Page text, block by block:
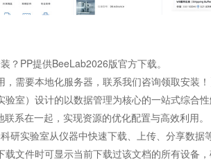
？PP提供BeeLab2026版官方下载。
，需要本地化服务器，联系我们咨询领取安装！
室）设计的以数据管理为核心的一站式综合
系在一起，实现资源的优化配置与高效利用。
研实验室从仪器中快速下载、上传、分享数
文件时可显示当前下载过该文档的所有设备，